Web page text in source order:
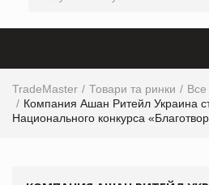
TradeMaster Товари та ринки
Все
Компания Ашан Ритейл Украина
Национального конкурса